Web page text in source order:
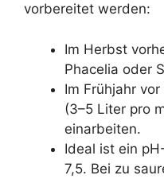
vorbereitet werden:
Im Herbst
Phacelia oder
Im Frühjahr
(3–5 Liter pro
einarbeiten.
Ideal ist ein
7,5. Bei zu